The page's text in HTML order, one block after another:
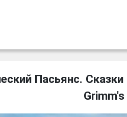
Пасьянс.